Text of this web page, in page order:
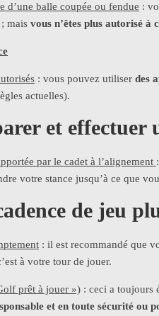
d’une balle coupée ou fendue :
mais vous n’êtes plus autorisé à
: vous pouvez utiliser des
actuelles).
et effectuer
par le cadet à l’alignement
votre stance jusqu’à ce que
de jeu
: il est recommandé que
à votre tour de jouer.
prêt à jouer ») : ceci a toujours
et en toute sécurité ou